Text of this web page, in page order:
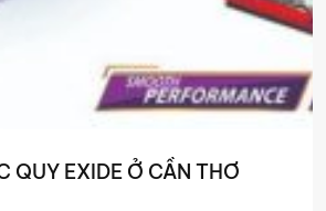
QUY EXIDE Ở CẦN THƠ